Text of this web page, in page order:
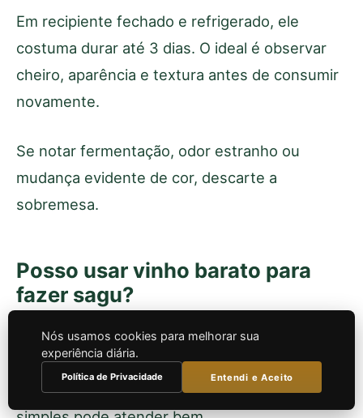
Em recipiente fechado e refrigerado, ele
costuma durar até 3 dias. O ideal é observar
cheiro, aparência e textura antes de consumir
novamente.
Se notar fermentação, odor estranho ou
mudança evidente de cor, descarte a
sobremesa.
Posso usar vinho barato para
fazer sagu?
Sim, desde que seja um vinho com sabor
minimamente agradável para cozinhar. Como a
sobremesa leva açúcar e especiarias, um vinho
Nós usamos cookies para melhorar sua
experiência diária.
Política de Privacidade Entendi e Aceito